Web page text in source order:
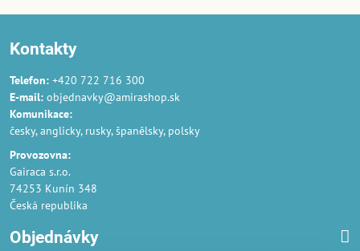
Kontakty
Telefon: +420 722 716 300
E-mail: objednavky@amirashop.sk
Komunikace:
česky, anglicky, rusky, španělsky, polsky
Provozovna:
Gairaca s.r.o.
74253 Kunín 348
Česká republika
Objednávky